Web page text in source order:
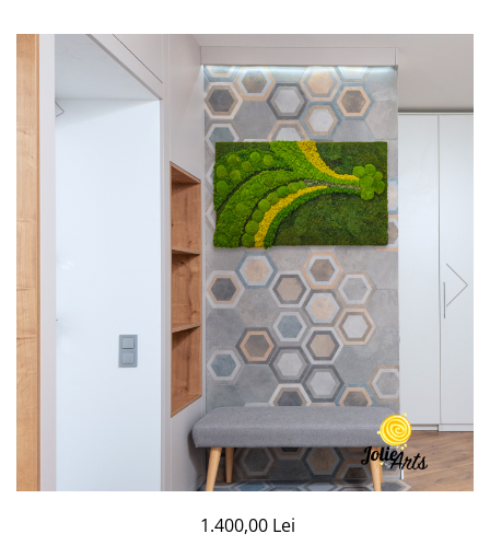
1.400,00 Lei